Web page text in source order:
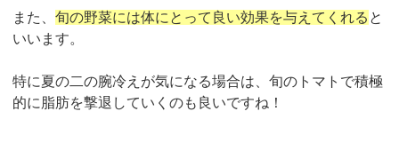
また、旬の野菜には体にとって良い効果を与えてくれる と
いいます。
特に夏の二の腕冷えが気になる場合は、旬のトマトで積極
的に脂肪を撃退していくのも良いですね！